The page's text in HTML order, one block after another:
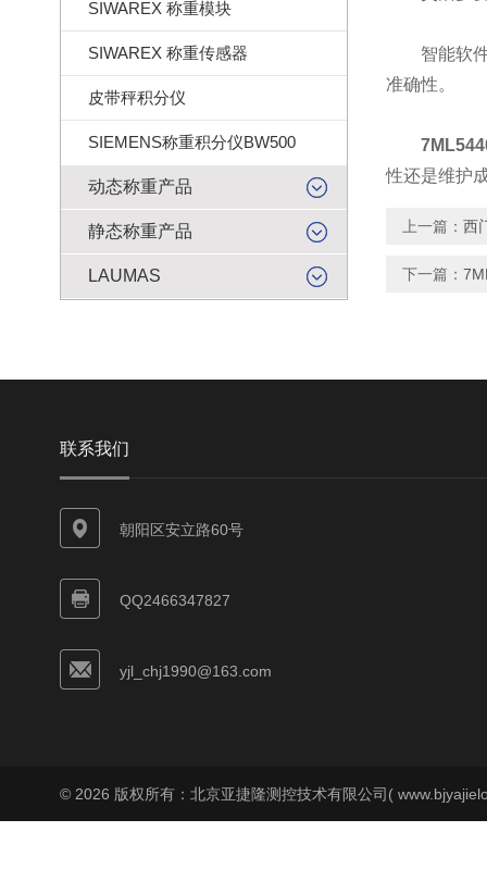
SIWAREX 称重模块
SIWAREX 称重传感器
皮带秤积分仪
SIEMENS称重积分仪BW500
动态称重产品
静态称重产品
LAUMAS
智能软件
准确性。
性还是维护
上一篇： 西
下一篇：
联系我们
朝阳区安立路60号
QQ2466347827
yjl_chj1990@163.com
© 2026 版权所有：北京亚捷隆测控技术有限公司(